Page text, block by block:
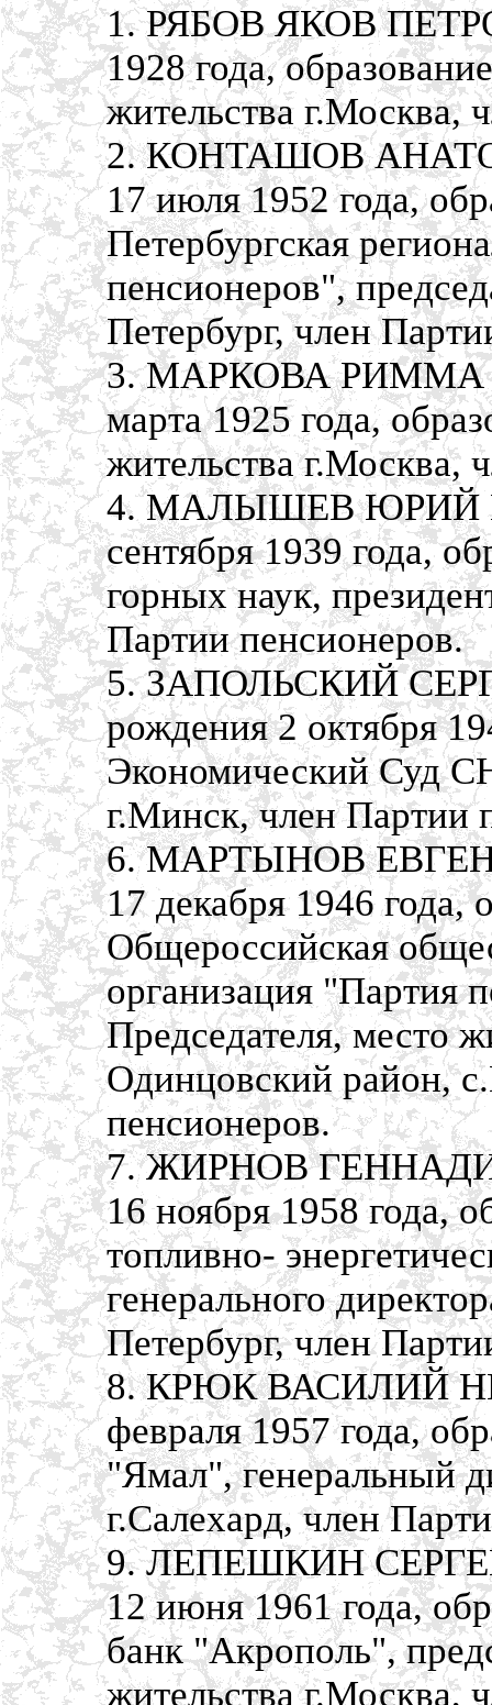
1. РЯБОВ ЯКОВ
1928 года,
жительства г.Москва,
2. КОНТАШОВ
17 июля 1952 года,
Петербургская
пенсионеров",
Петербург, член
3. МАРКОВА РИММА
марта 1925 года,
жительства г.Москва,
4. МАЛЫШЕВ ЮРИЙ
сентября 1939 года,
горных наук,
Партии пенсионеров.
5. ЗАПОЛЬСКИЙ
рождения 2 октября
Экономический Суд
г.Минск, член Партии
6. МАРТЫНОВ
17 декабря 1946 года,
Общероссийская
организация "Партия
Председателя, место
Одинцовский район,
пенсионеров.
7. ЖИРНОВ
16 ноября 1958 года,
топливно-
генерального
Петербург, член
8. КРЮК ВАСИЛИЙ
февраля 1957 года,
"Ямал", генеральный
г.Салехард, член
9. ЛЕПЕШКИН
12 июня 1961 года,
банк "Акрополь",
жительства г.Москва,